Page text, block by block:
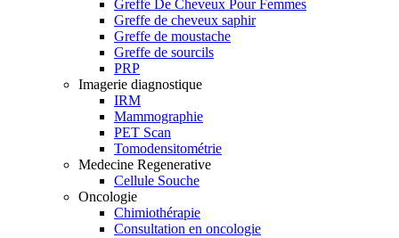
Greffe De Cheveux Pour Femmes
Greffe de cheveux saphir
Greffe de moustache
Greffe de sourcils
PRP
Imagerie diagnostique
IRM
Mammographie
PET Scan
Tomodensitométrie
Medecine Regenerative
Cellule Souche
Oncologie
Chimiothérapie
Consultation en oncologie